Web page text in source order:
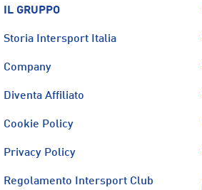
IL GRUPPO
Storia Intersport Italia
Company
Diventa Affiliato
Cookie Policy
Privacy Policy
Regolamento Intersport Club